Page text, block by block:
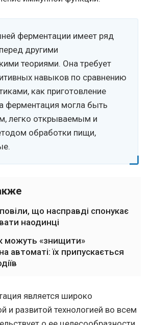
ферментации имеет ряд
другими
теориями. Она требует
навыков по сравнению
как приготовление
ферментация могла быть
легко открываемым и
обработки пищи,
що насправді спонукає
наодинці
можуть «знищити»
автоматі: їх припускається
является широко
и развитой технологией во всем